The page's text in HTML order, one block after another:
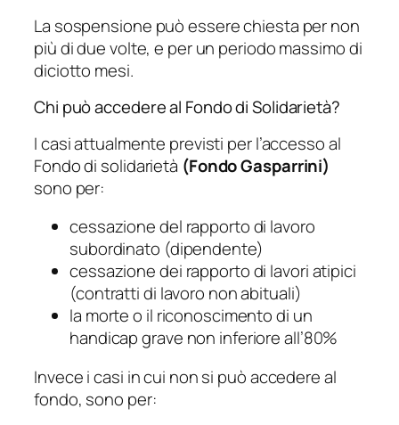
La sospensione può essere chiesta per non
più di due volte, e per un periodo massimo di
diciotto mesi.
Chi può accedere al Fondo di Solidarietà?
I casi attualmente previsti per l’accesso al
Fondo di solidarietà (Fondo Gasparrini)
sono per:
cessazione del rapporto di lavoro
subordinato (dipendente)
cessazione dei rapporto di lavori atipici
(contratti di lavoro non abituali)
la morte o il riconoscimento di un
handicap grave non inferiore all’80%
Invece i casi in cui non si può accedere al
fondo, sono per: